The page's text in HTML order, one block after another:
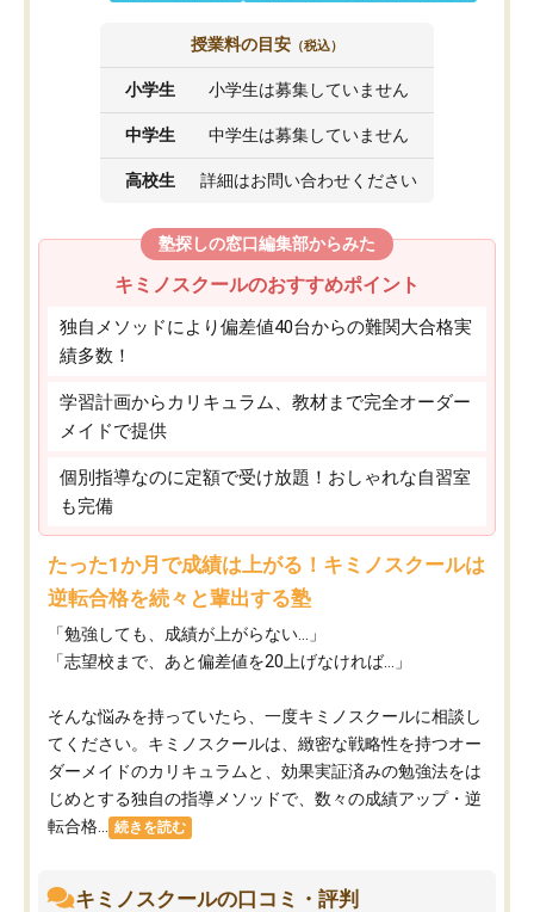
授業料の目安 （税込）
小学生 小学生は募集していません
中学生 中学生は募集していません
高校生 詳細はお問い合わせください
塾探しの窓口編集部からみた
キミノスクールのおすすめポイント
独自メソッドにより偏差値40台からの難関大合格実
績多数！
学習計画からカリキュラム、教材まで完全オーダー
メイドで提供
個別指導なのに定額で受け放題！おしゃれな自習室
も完備
たった1か月で成績は上がる！キミノスクールは
逆転合格を続々と輩出する塾
「勉強しても、成績が上がらない…」
「志望校まで、あと偏差値を20上げなければ…」
そんな悩みを持っていたら、一度キミノスクールに相談し
てください。キミノスクールは、緻密な戦略性を持つオー
ダーメイドのカリキュラムと、効果実証済みの勉強法をは
じめとする独自の指導メソッドで、数々の成績アップ・逆
転合格...
続きを読む
キミノスクールの口コミ・評判